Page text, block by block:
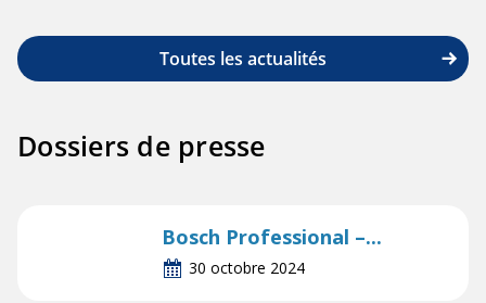
Toutes les actualités
Dossiers de presse
Bosch Professional –...
30 octobre 2024